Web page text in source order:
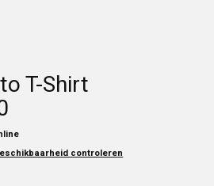
T-Shirt
controleren